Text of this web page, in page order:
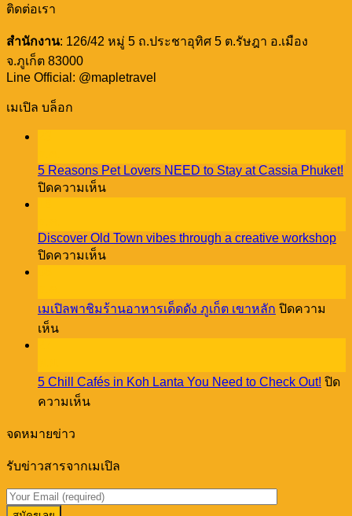
ติดต่อเรา
สำนักงาน: 126/42 หมู่ 5 ถ.ประชาอุทิศ 5 ต.รัษฎา อ.เมือง
จ.ภูเก็ต 83000
Line Official: @mapletravel
เมเปิล บล็อก
5 Reasons Pet Lovers NEED to Stay at Cassia Phuket!
ปิดความเห็นบน
Pet
Lovers
NEED
at
Cassia
Discover Old Town vibes through a creative workshop
ปิดความเห็นบน
Town
vibes
เมเปิลพาชิมร้านอาหารเด็ดดัง ภูเก็ต เขาหลัก ปิดความ
เห็นบน
พา
ชิม
ร้าน
เด็ด
ภูเก็ต
5 Chill Cafés in Koh Lanta You Need to Check Out! ปิด
ความเห็นบน
Koh
Lanta
You
จดหมายข่าว
รับข่าวสารจากเมเปิล